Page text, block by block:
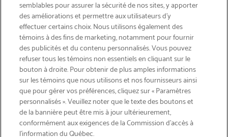
INSCRIVEZ-VOUS & ÉCONOMISEZ 15%
semblables pour assurer la sécurité de nos sites, y apporter
des améliorations et permettre aux utilisateurs d’y
effectuer certains choix. Nous utilisons également des
témoins à des fins de marketing, notamment pour fournir
des publicités et du contenu personnalisés. Vous pouvez
refuser tous les témoins non essentiels en cliquant sur le
bouton à droite. Pour obtenir de plus amples informations
sur les témoins que nous utilisons et nos fournisseurs ainsi
que pour gérer vos préférences, cliquez sur « Paramètres
personnalisés ». Veuillez noter que le texte des boutons et
de la bannière peut être mis à jour ultérieurement,
conformément aux exigences de la Commission d’accès à
l’information du Québec.